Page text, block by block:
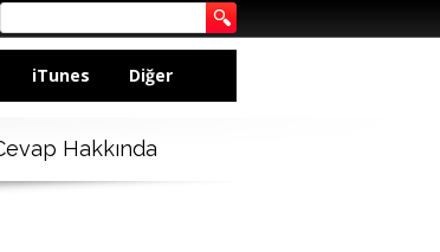
iTunes Diğer
Hakkında